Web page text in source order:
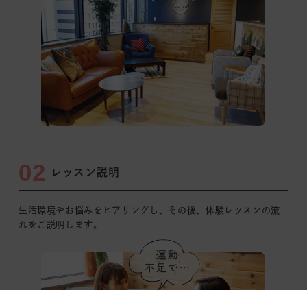
02 レッスン説明
生活環境やお悩みをヒアリングし、その後、体験レッスンの流
れをご説明します。